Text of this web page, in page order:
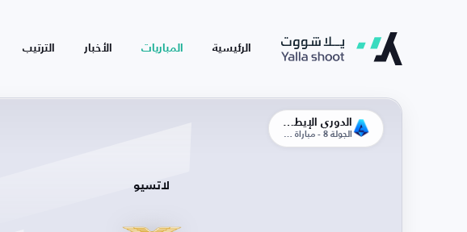
الرئيسية المباريات الأخبار الترتيب
الجولة 8 - مباراة الذهاب
لاتسيو